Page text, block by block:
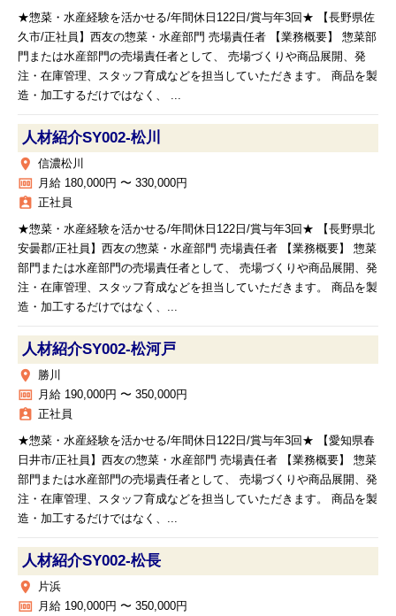
★惣菜・水産経験を活かせる/年間休日122日/賞与年3回★ 【長野県佐
久市/正社員】西友の惣菜・水産部門 売場責任者 【業務概要】 惣菜部
門または水産部門の売場責任者として、 売場づくりや商品展開、発
注・在庫管理、スタッフ育成などを担当していただきます。 商品を製
造・加工するだけではなく、 ...
人材紹介SY002‐松川
place 信濃松川
money 月給 180,000円 〜 330,000円
assignment_ind 正社員
★惣菜・水産経験を活かせる/年間休日122日/賞与年3回★ 【長野県北
安曇郡/正社員】西友の惣菜・水産部門 売場責任者 【業務概要】 惣菜
部門または水産部門の売場責任者として、 売場づくりや商品展開、発
注・在庫管理、スタッフ育成などを担当していただきます。 商品を製
造・加工するだけではなく、...
人材紹介SY002‐松河戸
place 勝川
money 月給 190,000円 〜 350,000円
assignment_ind 正社員
★惣菜・水産経験を活かせる/年間休日122日/賞与年3回★ 【愛知県春
日井市/正社員】西友の惣菜・水産部門 売場責任者 【業務概要】 惣菜
部門または水産部門の売場責任者として、 売場づくりや商品展開、発
注・在庫管理、スタッフ育成などを担当していただきます。 商品を製
造・加工するだけではなく、...
人材紹介SY002‐松長
place 片浜
money 月給 190,000円 〜 350,000円